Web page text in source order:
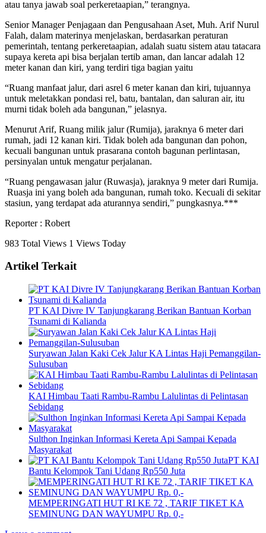
atau tanya jawab soal perkeretaapian,” terangnya.
Senior Manager Penjagaan dan Pengusahaan Aset, Muh. Arif Nurul
Falah, dalam materinya menjelaskan, berdasarkan peraturan
pemerintah, tentang perkeretaapian, adalah suatu sistem atau tatacara
supaya kereta api bisa berjalan tertib aman, dan lancar adalah 12
meter kanan dan kiri, yang terdiri tiga bagian yaitu
“Ruang manfaat jalur, dari asrel 6 meter kanan dan kiri, tujuannya
untuk meletakkan pondasi rel, batu, bantalan, dan saluran air, itu
murni tidak boleh ada bangunan,” jelasnya.
Menurut Arif, Ruang milik jalur (Rumija), jaraknya 6 meter dari
rumah, jadi 12 kanan kiri. Tidak boleh ada bangunan dan pohon,
kecuali bangunan untuk prasarana contoh bagunan perlintasan,
persinyalan untuk mengatur perjalanan.
“Ruang pengawasan jalur (Ruwasja), jaraknya 9 meter dari Rumija.
Ruasja ini yang boleh ada bangunan, rumah toko. Kecuali di sekitar
stasiun, yang terdapat ada aturannya sendiri,” pungkasnya.***
Reporter : Robert
983 Total Views 1 Views Today
Artikel Terkait
PT KAI Divre IV Tanjungkarang Berikan Bantuan Korban
Tsunami di Kalianda
Suryawan Jalan Kaki Cek Jalur KA Lintas Haji Pemanggilan-
Sulusuban
KAI Himbau Taati Rambu-Rambu Lalulintas di Pelintasan
Sebidang
Sulthon Inginkan Informasi Kereta Api Sampai Kepada
Masyarakat
PT KAI
Bantu Kelompok Tani Udang Rp550 Juta
MEMPERINGATI HUT RI KE 72 , TARIF TIKET KA
SEMINUNG DAN WAYUMPU Rp. 0,-